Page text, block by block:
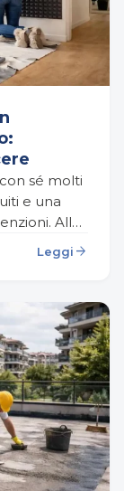
sé molti
e una
Allo
Leggi arrow_forward